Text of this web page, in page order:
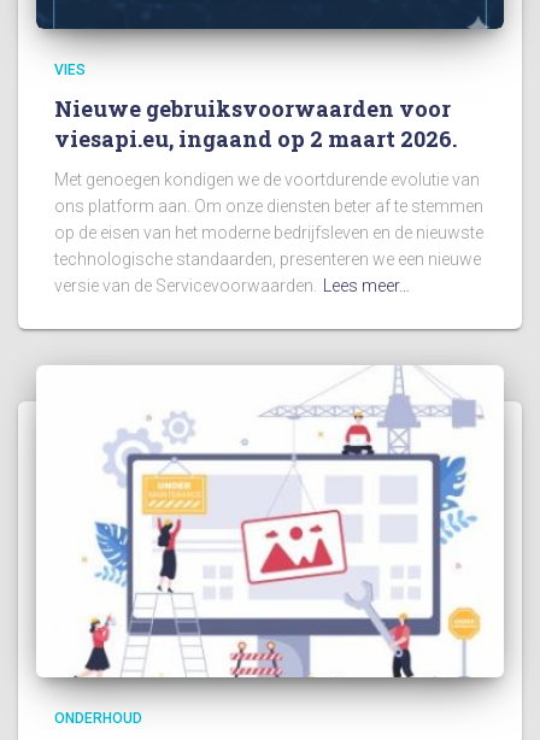
VIES
Nieuwe gebruiksvoorwaarden voor
viesapi.eu, ingaand op 2 maart 2026.
Met genoegen kondigen we de voortdurende evolutie van
ons platform aan. Om onze diensten beter af te stemmen
op de eisen van het moderne bedrijfsleven en de nieuwste
technologische standaarden, presenteren we een nieuwe
versie van de Servicevoorwaarden.
Lees meer…
ONDERHOUD